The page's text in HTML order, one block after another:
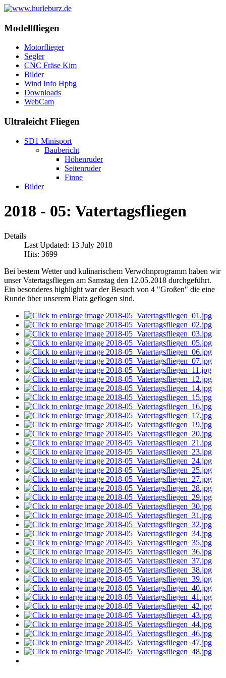
Modellfliegen
Motorflieger
Segler
CNC Fräse Kim
Bilder
Wind Info Hpbg
Downloads
WebCam
Ultraleicht Fliegen
SD1 Minisport
Baubericht
Höhenruder
Seitenruder
Finne
Bilder
2018 - 05: Vatertagsfliegen
Details
Last Updated: 13 July 2018
Hits: 3699
Bei bestem Wetter und kulinarischem Verwöhnprogramm haben wir
unser Vatertagsfliegen am Samstag den 12.05.2018 durchgeführt.
Ein besonderes highlight war der Besuch von 4 "Großen" die eine
Runde über unserem Platz geflogen sind.